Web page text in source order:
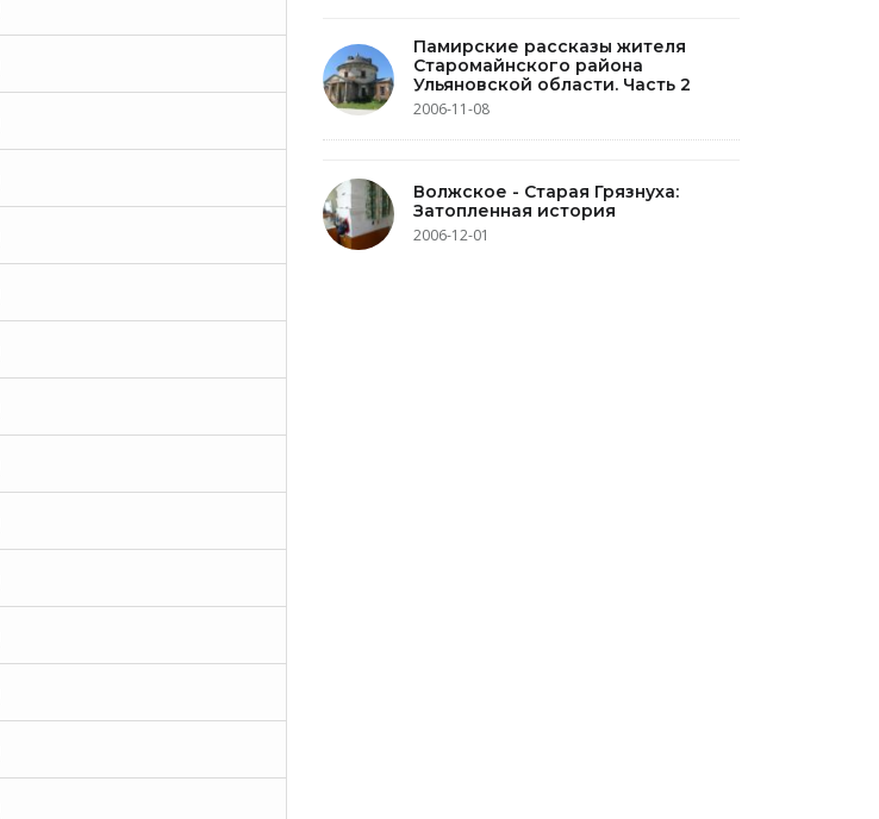
Памирские рассказы жителя
Старомайнского района
Ульяновской области. Часть 2
2006-11-08
Волжское - Старая Грязнуха:
Затопленная история
2006-12-01